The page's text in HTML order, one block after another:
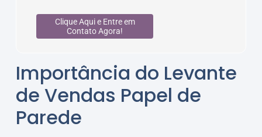
Clique Aqui e Entre em
Contato Agora!
Importância do Levante
de Vendas Papel de
Parede